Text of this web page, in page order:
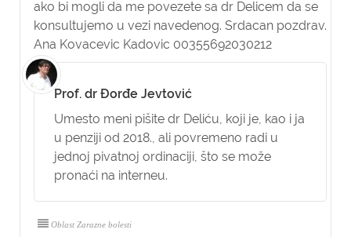
ako bi mogli da me povezete sa dr Delicem da se
konsultujemo u vezi navedenog. Srdacan pozdrav.
Ana Kovacevic Kadovic 00355692030212
Prof. dr Đorđe Jevtović
Umesto meni pišite dr Deliću, koji je, kao i ja
u penziji od 2018., ali povremeno radi u
jednoj pivatnoj ordinaciji, što se može
pronaći na interneu.
Oblast Zarazne bolesti